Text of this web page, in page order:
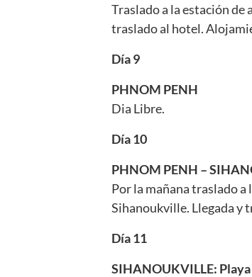
Traslado a la estación de
traslado al hotel.
Día 9
PHNOM PENH
Dia Libre.
Día 10
PHNOM PENH –
Por la mañana traslado
Sihanoukville. Llegada y
Día 11
SIHANOUKVILLE: Playa